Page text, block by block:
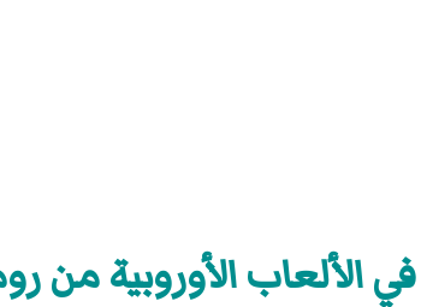
الألعاب الأوروبية من